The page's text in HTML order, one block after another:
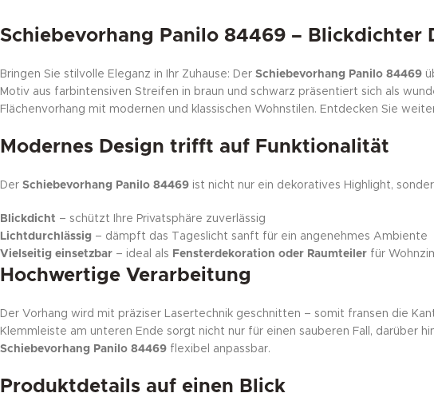
Schiebevorhang Panilo 84469 –
Bringen Sie stilvolle Eleganz in Ihr Zuhause: Der Schiebevorhang Panilo 84469
Motiv aus farbintensiven Streifen in braun und schwarz präsentiert sich als
Flächenvorhang mit modernen und klassischen Wohnstilen. Entdecken Sie
Modernes Design trifft auf Funktionalität
Der Schiebevorhang Panilo 84469 ist nicht nur ein dekoratives Highlight,
Blickdicht – schützt Ihre Privatsphäre zuverlässig
Lichtdurchlässig – dämpft das Tageslicht sanft für ein angenehmes Ambiente
Vielseitig einsetzbar – ideal als Fensterdekoration oder Raumteiler für
Hochwertige Verarbeitung
Der Vorhang wird mit präziser Lasertechnik geschnitten – somit fransen die
Klemmleiste am unteren Ende sorgt nicht nur für einen sauberen Fall, darüber
Schiebevorhang Panilo 84469 flexibel anpassbar.
Produktdetails auf einen Blick